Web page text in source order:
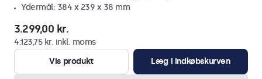
Ydermål: 384 x 239 x 38 mm
3.299,00 kr.
4.123,75 kr. inkl. moms
Vis produkt
Læg i indkøbskurven